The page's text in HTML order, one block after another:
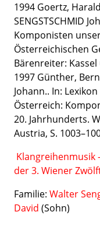
1994 Goertz,
SENGSTSCHMID
Komponisten
Österreichischen
Bärenreiter: Kassel
1997 Günther,
Johann.. In:
Österreich:
20. Jahrhunderts.
Austria, S.
Klangreihenmusik
der 3. Wiener
Familie: Walter
David (Sohn)